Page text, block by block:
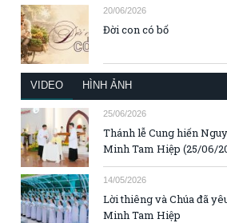
20/06/2026
Đời con có bố
VIDEO HÌNH ẢNH
25/06/2026
Thánh lễ Cung hiến
Minh Tam Hiệp (25/06/
14/05/2026
Lời thiêng và Chúa đã
Minh Tam Hiệp